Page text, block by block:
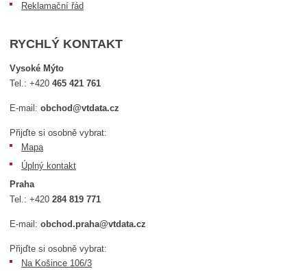
Reklamační řád
RYCHLÝ KONTAKT
Vysoké Mýto
Tel.:+420465 421 761
E-mail:obchod@vtdata.cz
Přijďte si osobně vybrat:
Mapa
Úplný kontakt
Praha
Tel.:+420284 819 771
E-mail:obchod.praha@vtdata.cz
Přijďte si osobně vybrat:
Na Košince 106/3